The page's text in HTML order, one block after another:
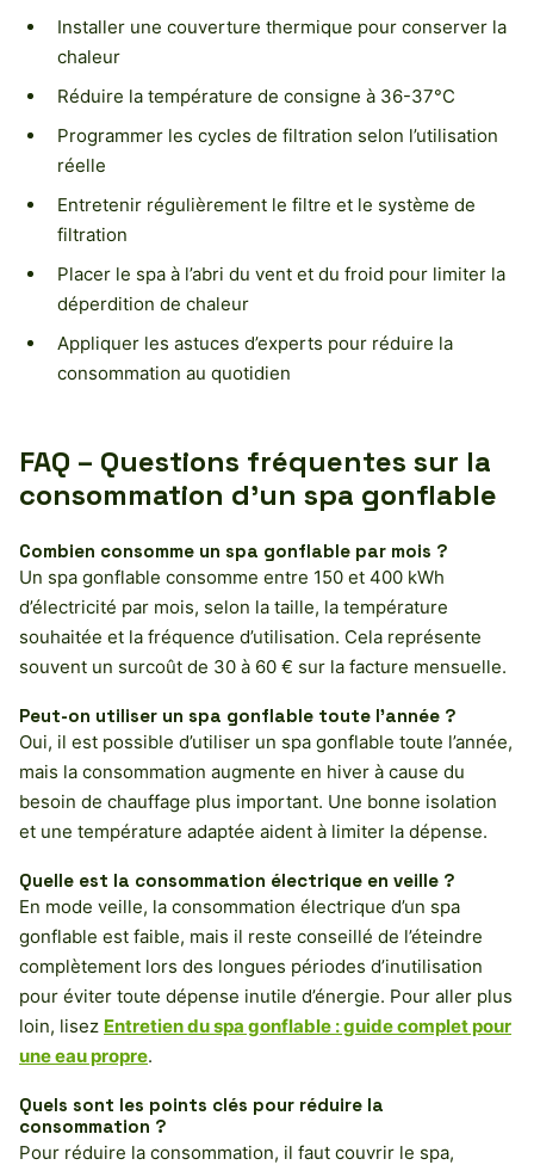
Installer une couverture thermique pour conserver la
chaleur
Réduire la température de consigne à 36-37°C
Programmer les cycles de filtration selon l’utilisation
réelle
Entretenir régulièrement le filtre et le système de
filtration
Placer le spa à l’abri du vent et du froid pour limiter la
déperdition de chaleur
Appliquer les astuces d’experts pour réduire la
consommation au quotidien
FAQ – Questions fréquentes sur la
consommation d’un spa gonflable
Combien consomme un spa gonflable par mois ?
Un spa gonflable consomme entre 150 et 400 kWh
d’électricité par mois, selon la taille, la température
souhaitée et la fréquence d’utilisation. Cela représente
souvent un surcoût de 30 à 60 € sur la facture mensuelle.
Peut-on utiliser un spa gonflable toute l’année ?
Oui, il est possible d’utiliser un spa gonflable toute l’année,
mais la consommation augmente en hiver à cause du
besoin de chauffage plus important. Une bonne isolation
et une température adaptée aident à limiter la dépense.
Quelle est la consommation électrique en veille ?
En mode veille, la consommation électrique d’un spa
gonflable est faible, mais il reste conseillé de l’éteindre
complètement lors des longues périodes d’inutilisation
pour éviter toute dépense inutile d’énergie. Pour aller plus
loin, lisez Entretien du spa gonflable : guide complet pour
une eau propre.
Quels sont les points clés pour réduire la
consommation ?
Pour réduire la consommation, il faut couvrir le spa,